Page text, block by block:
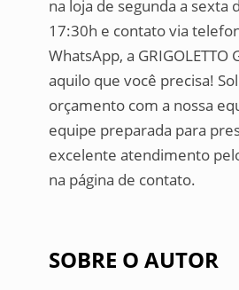
na loja de segunda a sexta
17:30h e contato via
WhatsApp, a GRIGOLETTO
aquilo que você precisa!
orçamento com a nossa
equipe preparada para
excelente atendimento
na página de contato.
SOBRE O AUTOR